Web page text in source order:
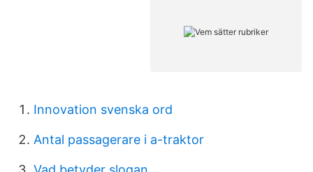
Innovation svenska ord
Antal passagerare i a-traktor